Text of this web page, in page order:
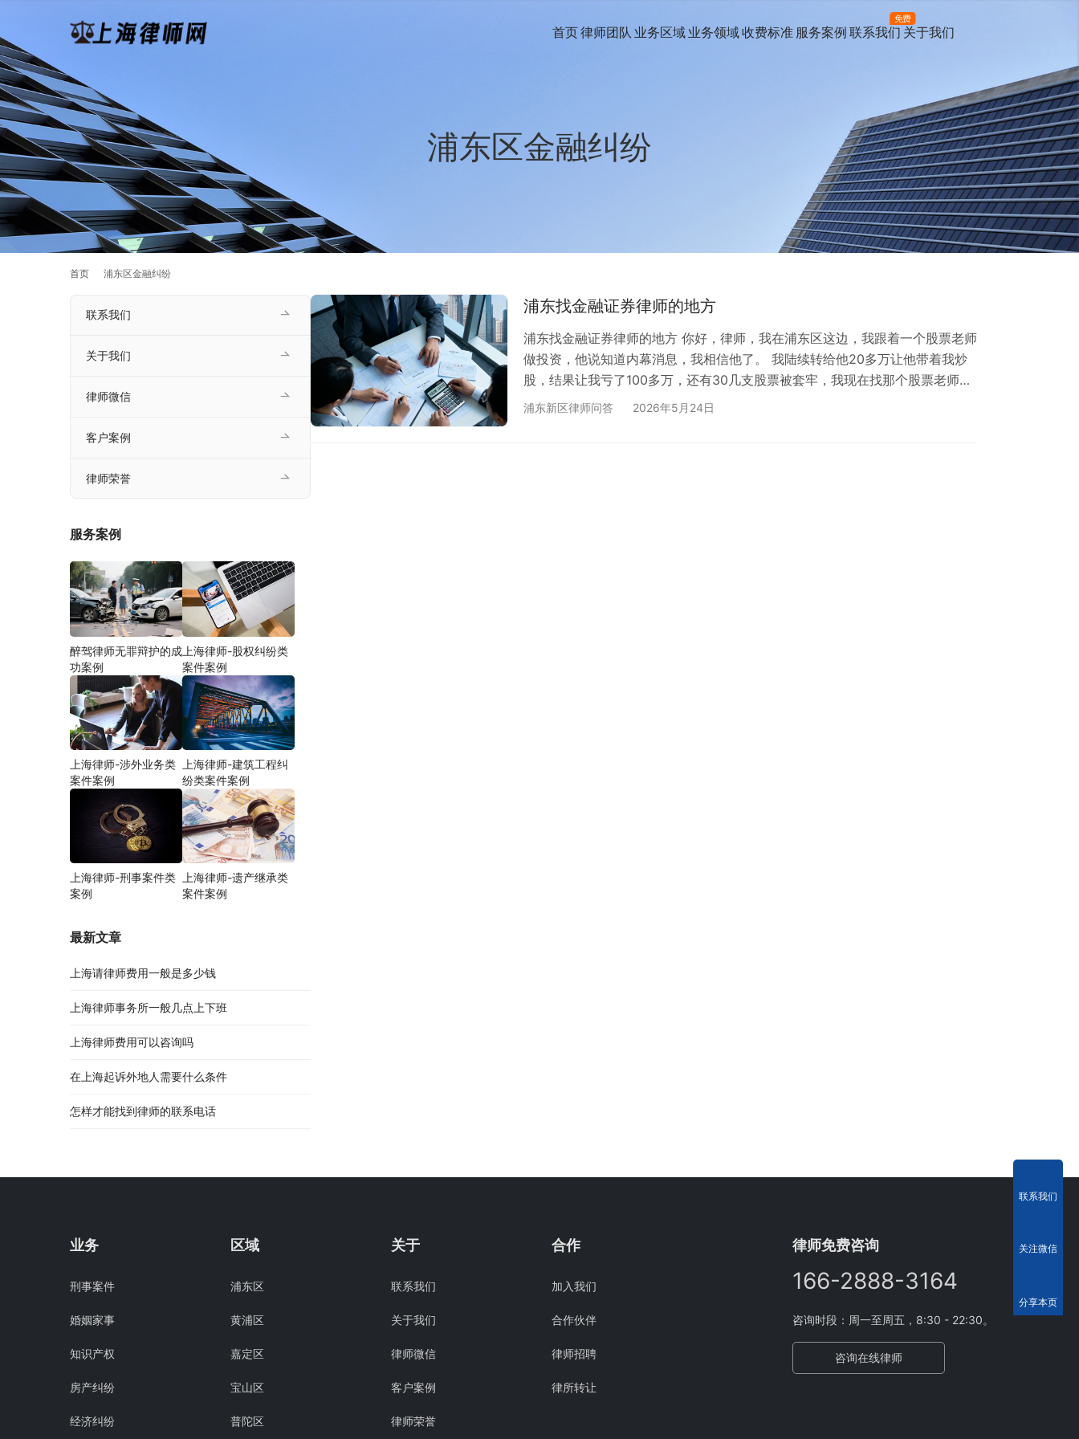
首页律师团队 业务区域 业务领域收费标准 服务案例 联系我们
免费
关于我们
浦东区金融纠纷
首页 浦东区金融纠纷
浦东找金融证券律师的地方
浦东找金融证券律师的地方 你好，律师，我在浦东区这边，我跟着一个股票老师
做投资，他说知道内幕消息，我相信他了。 我陆续转给他20多万让他带着我炒
股，结果让我亏了100多万，还有30几支股票被套牢，我现在找那个股票老师，
老师不理我。我现在该如何操作。 我想找个律师帮我看下和这个老师签的合同是
浦东新区律师问答 2026年5月24日
联系我们
关于我们
律师微信
客户案例
律师荣誉
服务案例
醉驾律师无罪辩护的成
功案例
上海律师-股权纠纷类
案件案例
上海律师-涉外业务类
案件案例
上海律师-建筑工程纠
纷类案件案例
上海律师-刑事案件类
案例
上海律师-遗产继承类
案件案例
最新文章
上海请律师费用一般是多少钱
上海律师事务所一般几点上下班
上海律师费用可以咨询吗
在上海起诉外地人需要什么条件
怎样才能找到律师的联系电话
业务
刑事案件
婚姻家事
知识产权
房产纠纷
经济纠纷
区域
浦东区
黄浦区
嘉定区
宝山区
普陀区
关于
联系我们
关于我们
律师微信
客户案例
律师荣誉
合作
加入我们
合作伙伴
律师招聘
律所转让
律师免费咨询
166-2888-3164
咨询时段：周一至周五，8:30 - 22:30。
咨询在线律师
联系我们
关注微信
分享本页